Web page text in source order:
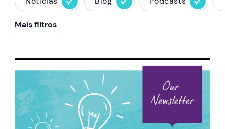
Mais filtros
News image